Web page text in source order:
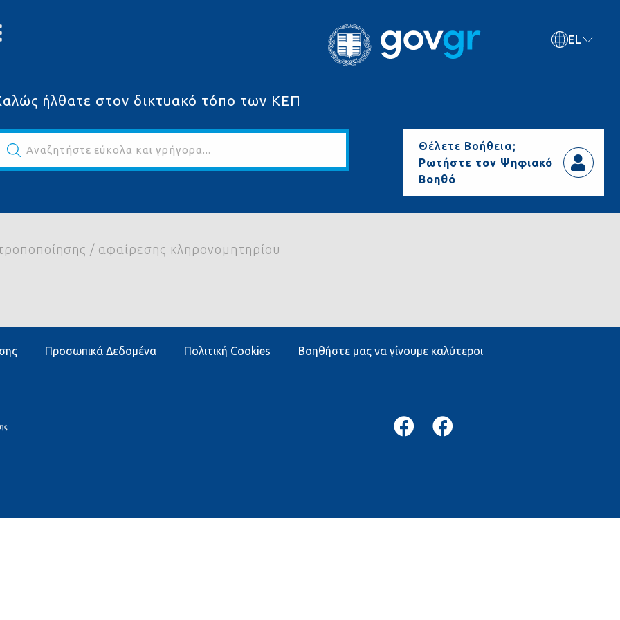
ήλθατε στον δικτυακό τόπο των ΚΕΠ
Αναζητήστε εύκολα και γρήγορα...
EL
Θέλετε Βοήθεια;
Ρωτήστε τον Ψηφιακό
Βοηθό
/ αφαίρεσης κληρονομητηρίου
Προσωπικά Δεδομένα Πολιτική Cookies Βοηθήστε μας να γίνουμε καλύτεροι